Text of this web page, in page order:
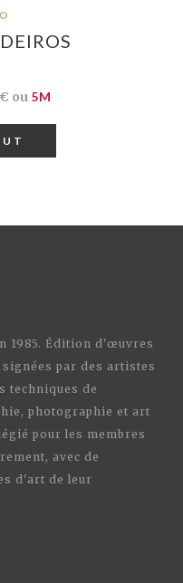
ou 5M
1985. Édition d'œuvres
par des artistes
techniques de
photographie et art
pour les membres
avec de
d'art de leur